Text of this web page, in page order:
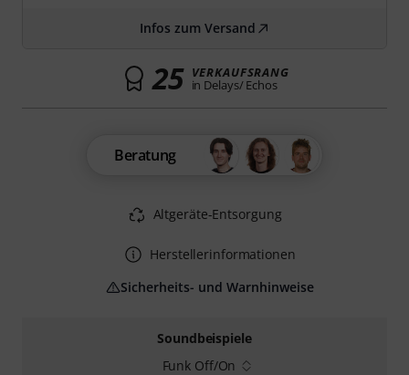
Soundbeispiele
Funk Off/On
Infos zum Versand
25 VERKAUFSRANG
in Delays/ Echos
Beratung
Altgeräte-Entsorgung
Herstellerinformationen
Sicherheits- und Warnhinweise